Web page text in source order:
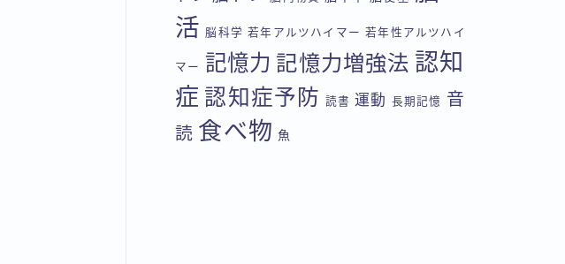
活
脳科学 若年アルツハイマー 若年性アルツハイ
マー 記憶力 記憶力増強法 認知
症 認知症予防 読書 運動 長期記憶
音
読 食べ物 魚